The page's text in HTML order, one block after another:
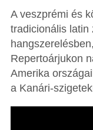
A veszprémi és
tradicionális latin
Repertoárjukon
Amerika
a Kanári-